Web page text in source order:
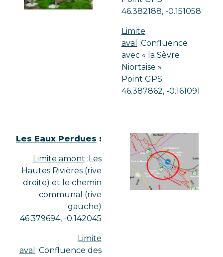
46.382188, -0.151058
Limite
aval :Confluence
avec « la Sèvre
Niortaise »
Point GPS :
46.387862, -0.161091
Les Eaux Perdues :
Limite amont :Les
Hautes Rivières (rive
droite) et le chemin
communal (rive
gauche)
46.379694, -0.142045
Limite
aval :Confluence des